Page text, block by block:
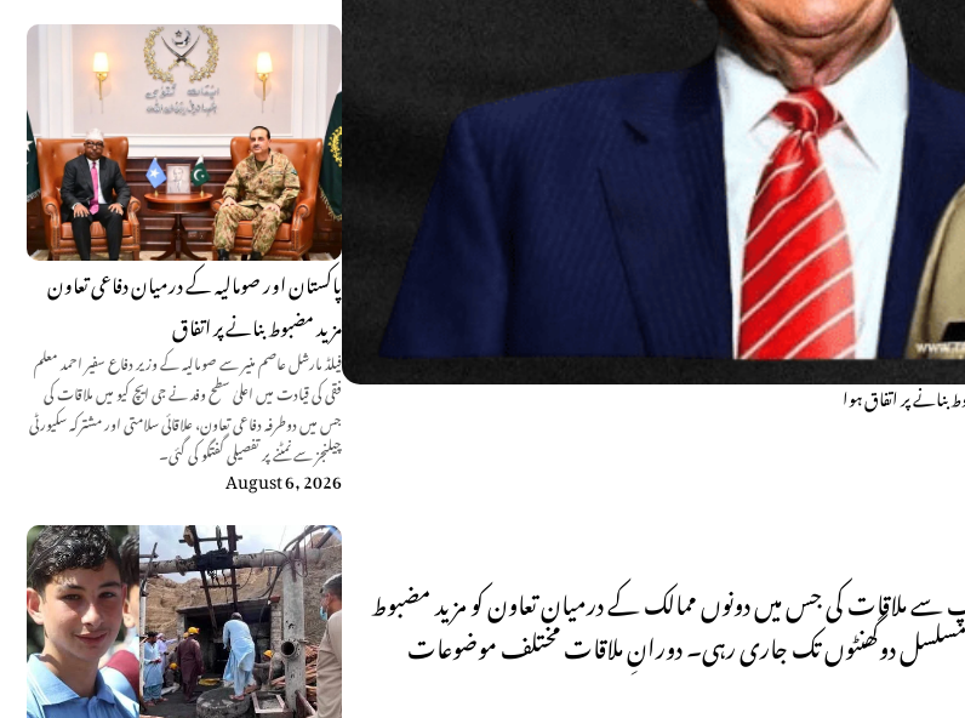
پاکستان اور صومالیہ کے درمیان دفاعی تعاون
مزید مضبوط بنانے پر اتفاق
فیلڈ مارشل عاصم منیر سے صومالیہ کے وزیر دفاع سفیر احمد معلم
فقی کی قیادت میں اعلیٰ سطح وفد نے جی ایچ کیو میں ملاقات کی
جس میں دوطرفہ دفاعی تعاون، علاقائی سلامتی اور مشترکہ سکیورٹی
چیلنجز سے نمٹنے پر تفصیلی گفتگو کی گئی۔
August 6, 2026
پر اتفاق ہوا
ملاقات کی جس میں دونوں ممالک کے درمیان تعاون کو مزید مضبوط
مسلسل دوگھنٹوں تک جاری رہی۔ دورانِ ملاقات مختلف موضوعات